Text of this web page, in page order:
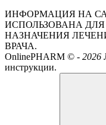
ИНФОРМАЦИЯ НА
ИСПОЛЬЗОВАНА
НАЗНАЧЕНИЯ
ВРАЧА.
OnlinePHARM © - 2026
инструкции.